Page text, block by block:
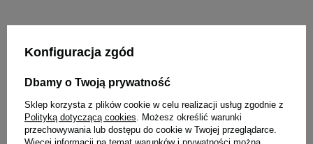
Wybrane specjalnie dla
Dr Seidel Trenex Płyn do nauki
Dr Seidel Maskol Płyn maskujący
Konfiguracja zgód
Dbamy o Twoją prywatność
Sklep korzysta z plików cookie w celu realizacji usług zgodnie z
Polityką dotyczącą cookies . Możesz określić warunki
przechowywania lub dostępu do cookie w Twojej przeglądarce.